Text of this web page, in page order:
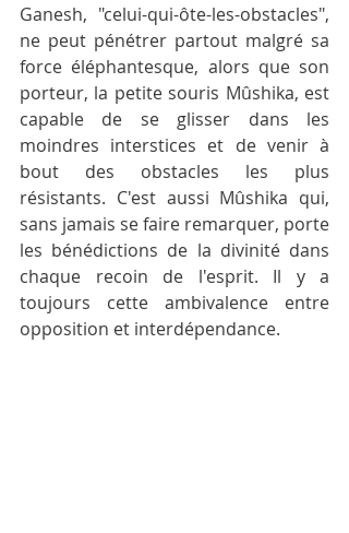
Ganesh, "celui-qui-ôte-les-obstacles",
ne peut pénétrer partout malgré sa
force éléphantesque, alors que son
porteur, la petite souris Mûshika, est
capable de se glisser dans les
moindres interstices et de venir à
bout des obstacles les plus
résistants. C'est aussi Mûshika qui,
sans jamais se faire remarquer, porte
les bénédictions de la divinité dans
chaque recoin de l'esprit. Il y a
toujours cette ambivalence entre
opposition et interdépendance.